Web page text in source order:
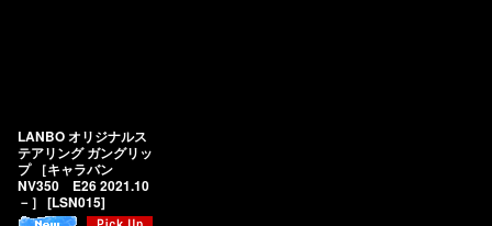
LANBO オリジナルス
テアリング ガングリッ
プ ［キャラバン
NV350 E26 2021.10
－］ [LSN015]